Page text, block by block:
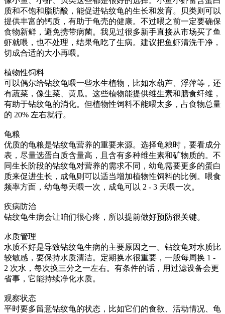
质和不饱和脂肪酸，能促进钻纹龟的生长和发育。贝类则可以
提供丰富的钙质，有助于龟壳的健康。不过喂之前一定要确保
食物新鲜，避免携带病菌。我见过很多新手直接从市场买了鱼
虾就喂，也不处理，结果龟吃了生病。建议把鱼虾清洗干净，
切成合适的大小再喂。
植物性饲料
可以偶尔给钻纹龟喂一些水生植物，比如水葫芦、浮萍等，还
有蔬菜，像生菜、黄瓜。这些植物能提供维生素和膳食纤维，
有助于钻纹龟的消化。但植物性饲料不能喂太多，占食物总量
的 20% 左右就行。
龟粮
优质的龟粮是钻纹龟营养的重要来源。选择龟粮时，要看成分
表，尽量选蛋白质含量高，且含有多种维生素和矿物质的。不
同生长阶段的钻纹龟对营养的需求不同，幼龟需要更多的蛋白
质来促进生长，成龟则可以适当增加植物性饲料的比例。喂食
频率方面，幼龟每天喂一次，成龟可以 2 - 3 天喂一次。
疾病防治
钻纹龟生病会让咱们很心疼，所以提前做好预防很关键。
水质管理
水质不好是导致钻纹龟生病的主要原因之一。钻纹龟对水质比
较敏感，要保持水质清洁。定期换水很重要，一般每周换 1 -
2 次水，每次换三分之一左右。有条件的话，用过滤设备会更
省事，它能持续净化水质。
观察状态
平时要多留意钻纹龟的状态，比如它们的食欲、活动情况、龟